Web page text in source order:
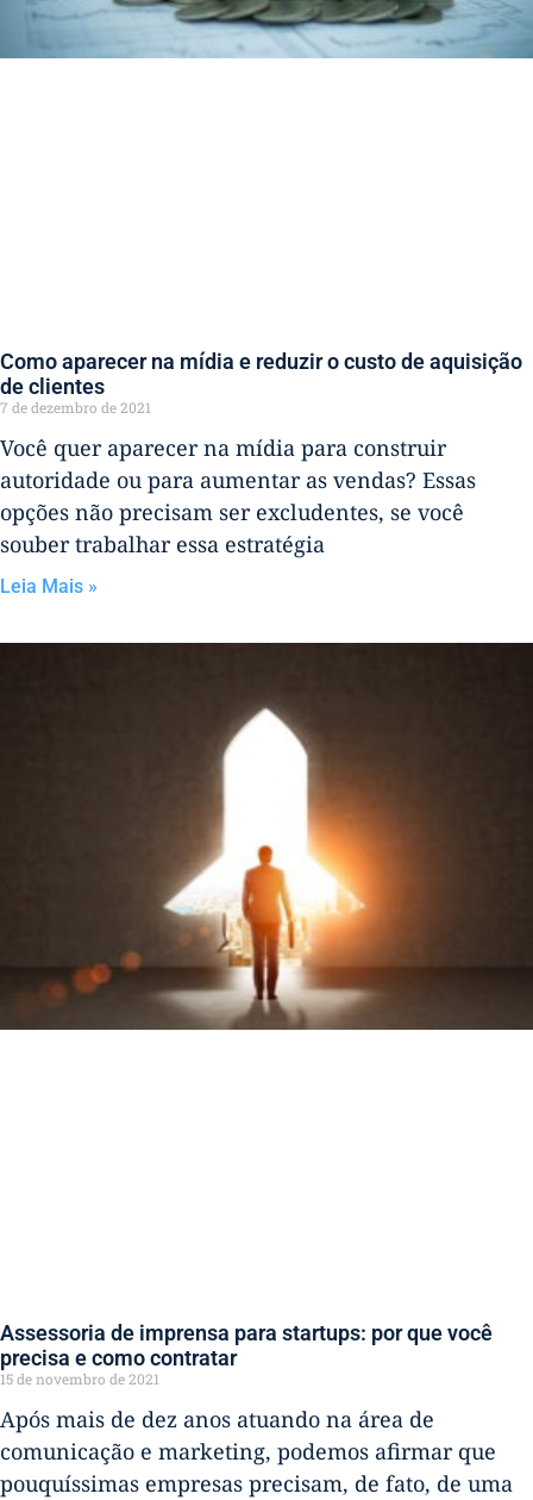
Como aparecer na mídia e reduzir o custo de aquisição
de clientes
7 de dezembro de 2021
Você quer aparecer na mídia para construir
autoridade ou para aumentar as vendas? Essas
opções não precisam ser excludentes, se você
souber trabalhar essa estratégia
Leia Mais »
Assessoria de imprensa para startups: por que você
precisa e como contratar
15 de novembro de 2021
Após mais de dez anos atuando na área de
comunicação e marketing, podemos afirmar que
pouquíssimas empresas precisam, de fato, de uma